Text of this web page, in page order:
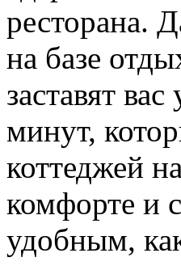
ресторана.
на базе
заставят
минут,
коттеджей
комфорте и
удобным,